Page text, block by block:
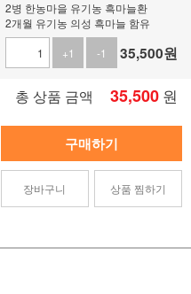
2병 한농마을 유기농 흑마늘환
2개월 유기농 의성 흑마늘 함유
+1
-1 35,500원
총 상품 금액 35,500 원
구매하기
장바구니 상품 찜하기